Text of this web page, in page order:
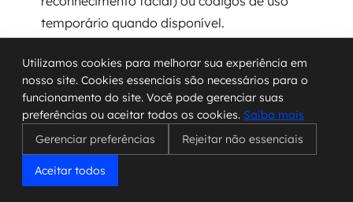
temporário quando disponível.
Muitas ameaças digitais são evitadas com
pequenas ações e um olhar mais atento às
permissões e configurações dos aplicativos.
No final das contas, queremos aproveitar a
Utilizamos cookies para melhorar sua experiência em
nosso site. Cookies essenciais são necessários para o
funcionamento do site. Você pode gerenciar suas
preferências ou aceitar todos os cookies. Saiba mais
Gerenciar preferências
Rejeitar não essenciais
Aceitar todos